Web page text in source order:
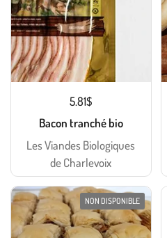
5.81$
Bacon tranché bio
Les Viandes Biologiques
de Charlevoix
NON DISPONIBLE